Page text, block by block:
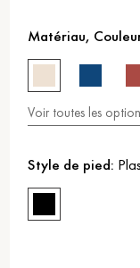
Matériau,
Voir toutes les
Style de pied: